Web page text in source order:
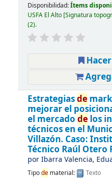
Disponibilidad:Ítems
USFA El Alto Signatura
(2).
Estrategiasde
mejorar el
el mercado delos
técnicos en el
Villazón. Caso:
Técnico Raúl Otero
porIbarra Valencia,
Tipodematerial:
Texto